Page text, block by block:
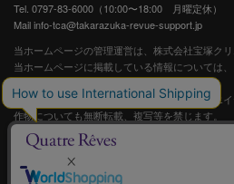
Tel. 0797-83-6000（10:00〜18:00 月曜定休）
Mail info-tca@takarazuka-revue-support.jp
当ホームページの管理運営は、株式会社宝塚ク
当ホームページに掲載している情報については
することを固く禁止します。
また、阪急電鉄並びに宝塚歌劇団、宝塚クリエ
作物についても無断転載、複写等を禁じます。
宝塚歌劇公式ホームページ
JASRAC許諾番号：S0507081515